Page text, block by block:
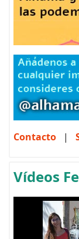
Contacto |
Vídeos